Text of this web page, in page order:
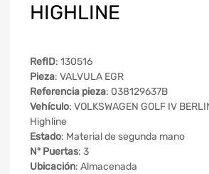
HIGHLINE
RefID: 130516
Pieza: VALVULA EGR
Referencia pieza: 038129637B
Vehículo: VOLKSWAGEN GOLF IV
Highline
Estado: Material de segunda mano
Nº Puertas: 3
Ubicación: Almacenada